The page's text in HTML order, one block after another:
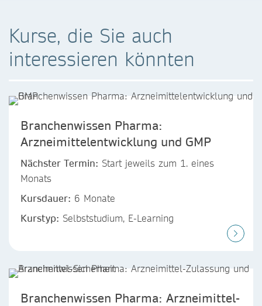
Kurse, die Sie auch
interessieren könnten
Branchenwissen Pharma:
Arzneimittelentwicklung und GMP
Nächster Termin: Start jeweils zum 1. eines
Monats
Kursdauer: 6 Monate
Kurstyp: Selbststudium, E-Learning
Branchenwissen Pharma: Arzneimittel-